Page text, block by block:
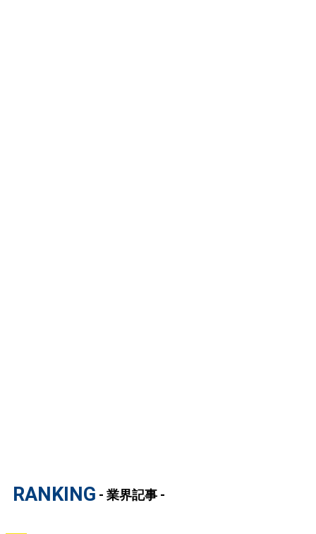
RANKING - 業界記事 -